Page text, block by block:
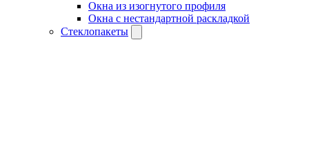
Окна из изогнутого профиля
Окна с нестандартной раскладкой
Стеклопакеты